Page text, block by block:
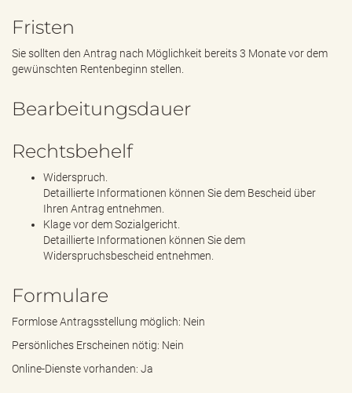
Fristen
Sie sollten den Antrag nach Möglichkeit bereits 3 Monate vor dem
gewünschten Rentenbeginn stellen.
Bearbeitungsdauer
Rechtsbehelf
Widerspruch.
Detaillierte Informationen können Sie dem Bescheid über
Ihren Antrag entnehmen.
Klage vor dem Sozialgericht.
Detaillierte Informationen können Sie dem
Widerspruchsbescheid entnehmen.
Formulare
Formlose Antragsstellung möglich: Nein
Persönliches Erscheinen nötig: Nein
Online-Dienste vorhanden: Ja